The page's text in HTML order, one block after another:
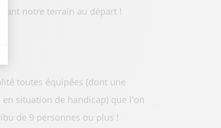
notre terrain au départ !
toutes équipées (dont une
situation de handicap) que l'on
de 9 personnes ou plus !